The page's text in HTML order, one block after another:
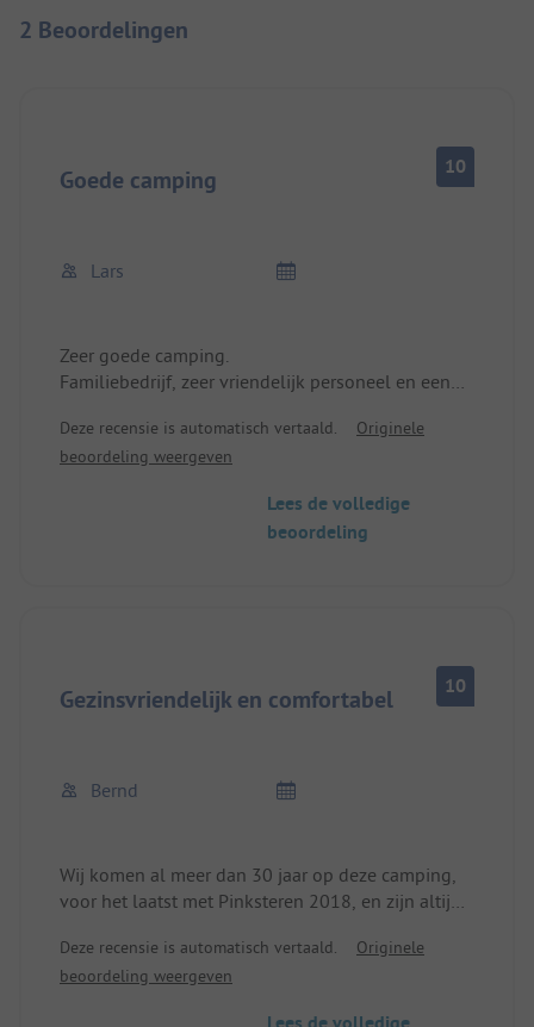
2 Beoordelingen
Goede camping 10
Lars
Zeer goede camping.
Familiebedrijf, zeer vriendelijk personeel en een
Deze recensie is automatisch vertaald.
Originele
beoordeling weergeven
Lees de volledige
beoordeling
Gezinsvriendelijk en comfortabel 10
Bernd
Wij komen al meer dan 30 jaar op deze camping,
voor het laatst met Pinksteren 2018, en zijn altijd
personeel zijn erg vriendelijk en meer dan
behulpzaam. Of het nu op een van de ruime
Deze recensie is automatisch vertaald.
Originele
beoordeling weergeven